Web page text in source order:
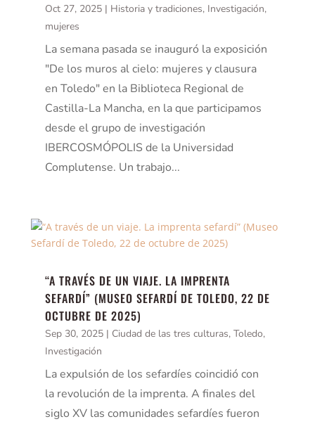
Oct 27, 2025| Historia y tradiciones, Investigación,
mujeres
La semana pasada se inauguró la exposición
"De los muros al cielo: mujeres y clausura
en Toledo" en la Biblioteca Regional de
Castilla-La Mancha, en la que participamos
desde el grupo de investigación
IBERCOSMÓPOLIS de la Universidad
Complutense. Un trabajo...
“A TRAVÉS DE UN VIAJE. LA IMPRENTA
SEFARDÍ” (MUSEO SEFARDÍ DE TOLEDO, 22 DE
OCTUBRE DE 2025)
Sep 30, 2025| Ciudad de las tres culturas, Toledo,
Investigación
La expulsión de los sefardíes coincidió con
la revolución de la imprenta. A finales del
siglo XV las comunidades sefardíes fueron